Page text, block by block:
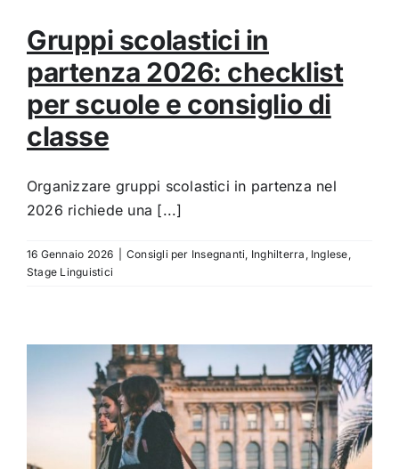
Gruppi scolastici in
partenza 2026: checklist
per scuole e consiglio di
classe
Organizzare gruppi scolastici in partenza nel
2026 richiede una [...]
16 Gennaio 2026 Consigli per Insegnanti, Inghilterra , Inglese,
Stage Linguistici